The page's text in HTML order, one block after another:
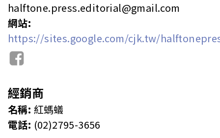
halftone.press.editorial@gmail.com
網站:
https://sites.google.com/cjk.tw/
經銷商
名稱: 紅螞蟻
電話: (02)2795-3656